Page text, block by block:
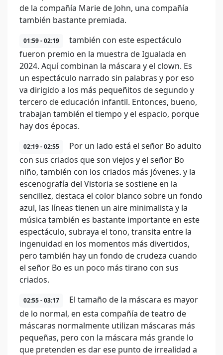
de la compañía Marie de John, una compañía
también bastante premiada.
01:59 - 02:19
también con este espectáculo
fueron premio en la muestra de Igualada en
2024. Aquí combinan la máscara y el clown. Es
un espectáculo narrado sin palabras y por eso
va dirigido a los más pequeñitos de segundo y
tercero de educación infantil. Entonces, bueno,
trabajan también el tiempo y el espacio, porque
hay dos épocas.
02:19 - 02:55
Por un lado está el señor Bo adulto
con sus criados que son viejos y el señor Bo
niño, también con los criados más jóvenes. y la
escenografía del Vistoria se sostiene en la
sencillez, destaca el color blanco sobre un fondo
azul, las líneas tienen un aire minimalista y la
música también es bastante importante en este
espectáculo, subraya el tono, transita entre la
ingenuidad en los momentos más divertidos,
pero también hay un fondo de crudeza cuando
el señor Bo es un poco más tirano con sus
criados.
02:55 - 03:17
El tamaño de la máscara es mayor
de lo normal, en esta compañía de teatro de
máscaras normalmente utilizan máscaras más
pequeñas, pero con la máscara más grande lo
que pretenden es dar ese punto de irrealidad a